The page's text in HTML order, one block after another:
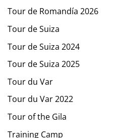
Tour de Romandía 2026
Tour de Suiza
Tour de Suiza 2024
Tour de Suiza 2025
Tour du Var
Tour du Var 2022
Tour of the Gila
Training Camp